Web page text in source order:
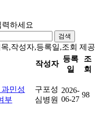
하세요
검색
,작성자,등록일,조회 제공
작성자
등록
일
조
회
민성
부
구포성
심병원
2026-
06-27
98